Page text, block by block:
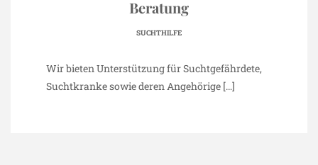
Beratung
SUCHTHILFE
Wir bieten Unterstützung für Suchtgefährdete,
Suchtkranke sowie deren Angehörige […]